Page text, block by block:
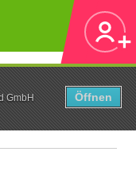
GmbH
Öffnen